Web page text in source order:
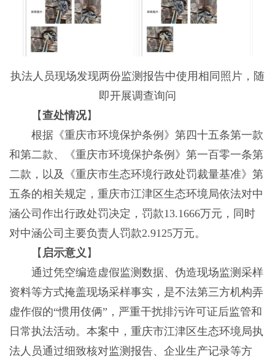
执法人员现场发现两份监测报告中使用相同照片，随
即开展调查询问
【查处情况】
根据《重庆市环境保护条例》第四十五条第一款
和第二款、《重庆市环境保护条例》第一百零一条第
二款，以及《重庆市生态环境行政处罚裁量基准》第
五条的相关规定，重庆市江津区生态环境局依法对中
涵公司作出行政处罚决定，罚款13.1666万元，同时
对中涵公司主要负责人罚款2.9125万元。
【 启示意义 】
通过凭空编造虚假监测数据、伪造现场监测采样
资料等方式掩盖现场采样事实，是不法第三方机构弄
虚作假的“惯用伎俩”，严重干扰排污许可证后监管和
日常执法活动。本案中，重庆市江津区生态环境局执
法人员通过细致核对监测报告、企业生产记录等方